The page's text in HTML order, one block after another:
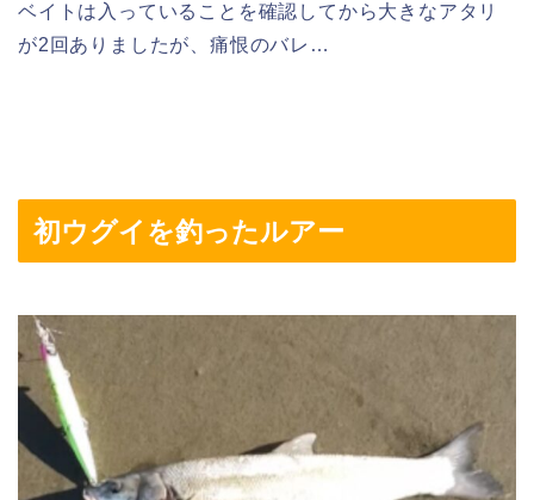
ベイトは入っていることを確認してから大きなアタリ
が2回ありましたが、痛恨のバレ…
初ウグイを釣ったルアー